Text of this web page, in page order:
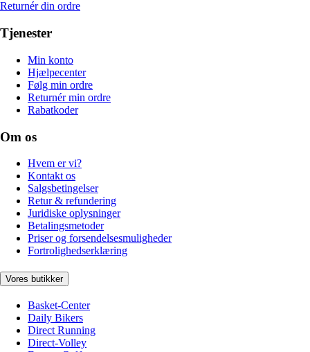
Returnér din ordre
Tjenester
Min konto
Hjælpecenter
Følg min ordre
Returnér min ordre
Rabatkoder
Om os
Hvem er vi?
Kontakt os
Salgsbetingelser
Retur & refundering
Juridiske oplysninger
Betalingsmetoder
Priser og forsendelsesmuligheder
Fortrolighedserklæring
Vores butikker
Basket-Center
Daily Bikers
Direct Running
Direct-Volley